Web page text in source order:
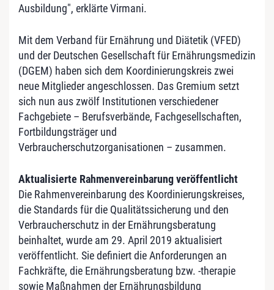
Ausbildung", erklärte Virmani.
Mit dem Verband für Ernährung und Diätetik (VFED)
und der Deutschen Gesellschaft für Ernährungsmedizin
(DGEM) haben sich dem Koordinierungs­kreis zwei
neue Mitglieder angeschlossen. Das Gremium setzt
sich nun aus zwölf Institutionen verschiedener
Fachgebiete – Berufsverbände, Fachgesellschaften,
Fort­bildungs­träger und
Verbraucherschutzorganisationen – zusammen.
Aktualisierte Rahmenvereinbarung veröffentlicht
Die Rahmenvereinbarung des Koordinierungskreises,
die Standards für die Qualitätssicherung und den
Verbraucherschutz in der Ernährungsberatung
beinhaltet, wurde am 29. April 2019 aktualisiert
veröffentlicht. Sie definiert die Anforderungen an
Fachkräfte, die Ernährungsberatung bzw. -therapie
sowie Maßnahmen der Ernährungsbildung